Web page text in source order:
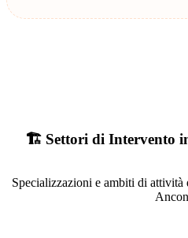
🏗️ Settori di Intervento
Specializzazioni e ambiti di